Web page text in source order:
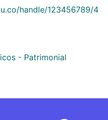
handle/123456789/4
- Patrimonial